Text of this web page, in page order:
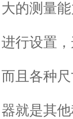
大的测量
进行设置
而且各种
器就是其